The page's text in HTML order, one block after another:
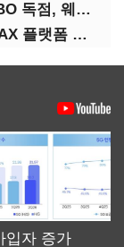
티빙 첫 분기 흑자…"2031년까지 KBO 독점, 웨이브 합병도 속도"
박윤영 KT 대표, AIDC 현장경영…"AX 플랫폼 핵심 인프라로 키운다"
입자 증가